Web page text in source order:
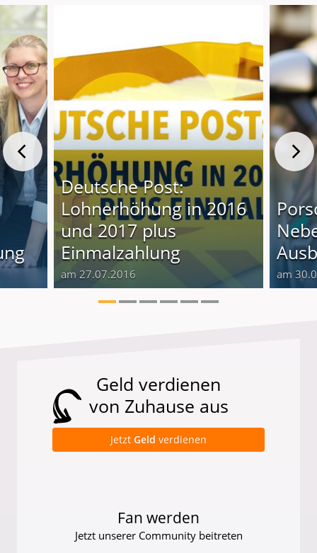
Deutsche Post:
Lohnerhöhung in 2016
und 2017 plus
Einmalzahlung
am 27.07.2016 am
Geld verdienen
von Zuhause aus
Jetzt Geld verdienen
Fan werden
Jetzt unserer Community beitreten